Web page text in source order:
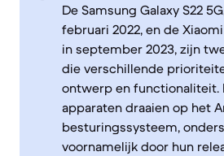
De Samsung Galaxy S22
februari 2022, en de
in september 2023, zijn
die verschillende
ontwerp en functionaliteit.
apparaten draaien op het
besturingssysteem,
voornamelijk door hun